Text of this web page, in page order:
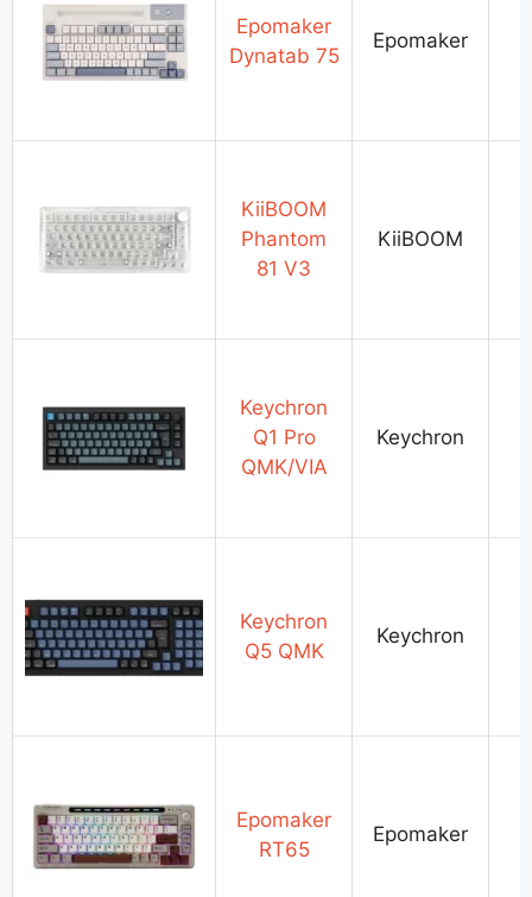
Epomaker
Dynatab 75
Epomaker
KiiBOOM
Phantom
81 V3
KiiBOOM
Keychron
Q1 Pro
QMK/VIA
Keychron
Keychron
Q5 QMK
Keychron
Epomaker
RT65
Epomaker